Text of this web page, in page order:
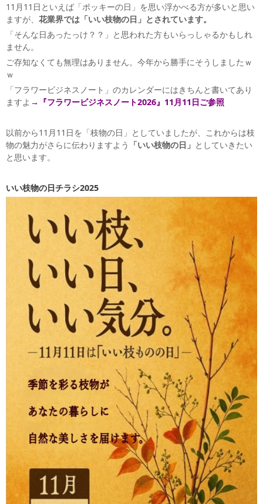
11月11日といえば「ポッキーの日」を思い浮かべる方が多いと思い
ますが、 花業界では「いい枝物の日」とされています。
「そんな日あったっけ？？」と思われた方もいらっしゃるかもしれ
ません。
ご存知なくても無理はありません。今年から勝手にそうしましたｗ
ｗ
「フラワービジネスノート」のカレンダーにはきちんと書いてあり
ますよ →『フラワービジネスノート2026』11月11日ご参照
以前から11月11日を「枝物の日」としていましたが、これからは枝
物の魅力がさらに伝わりますよう 「いい枝物の日」 としていきたい
と思います。
いい枝物の日チラシ2025